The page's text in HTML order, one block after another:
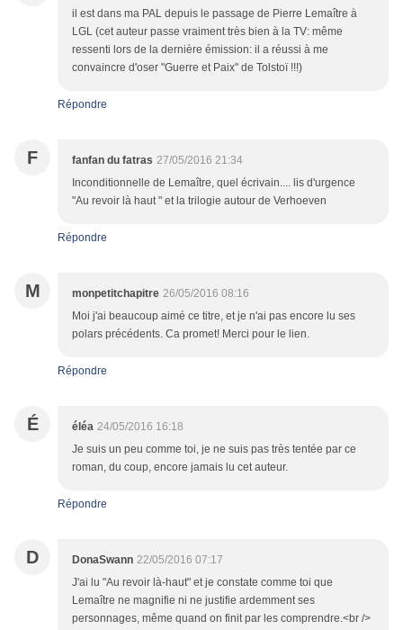
il est dans ma PAL depuis le passage de Pierre Lemaître à
LGL (cet auteur passe vraiment très bien à la TV: même
ressenti lors de la dernière émission: il a réussi à me
convaincre d'oser "Guerre et Paix" de Tolstoï !!!)
Répondre
F fanfan du fatras 27/05/2016 21:34
Inconditionnelle de Lemaître, quel écrivain.... lis d'urgence
"Au revoir là haut " et la trilogie autour de Verhoeven
Répondre
M monpetitchapitre 26/05/2016 08:16
Moi j'ai beaucoup aimé ce titre, et je n'ai pas encore lu ses
polars précédents. Ca promet! Merci pour le lien.
Répondre
É éléa 24/05/2016 16:18
Je suis un peu comme toi, je ne suis pas très tentée par ce
roman, du coup, encore jamais lu cet auteur.
Répondre
D DonaSwann 22/05/2016 07:17
J'ai lu "Au revoir là-haut" et je constate comme toi que
Lemaître ne magnifie ni ne justifie ardemment ses
personnages, même quand on finit par les comprendre.<br />